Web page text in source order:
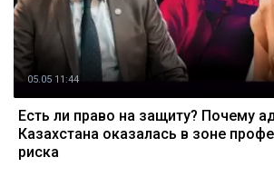
05.05 11:44
Есть ли право на защиту? Почему
Казахстана оказалась в зоне
риска